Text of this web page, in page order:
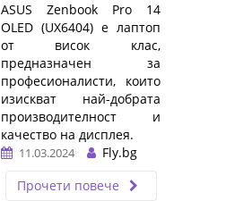
ASUS Zenbook Pro 14
OLED (UX6404) е лаптоп
от висок клас,
предназначен за
професионалисти, които
изискват най-добрата
производителност и
качество на дисплея.
… 11.03.2024
Fly.bg
Прочети повече